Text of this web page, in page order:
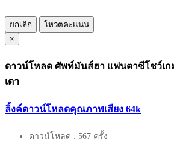
ยกเลิก
โหวตคะแนน
×
ดาวน์โหลด ศัพท์มันส์ฮา แฟนตาซีโชว์เก
เดา
ลิ้งค์ดาวน์โหลดคุณภาพเสียง 64k
ดาวน์โหลด : 567 ครั้ง